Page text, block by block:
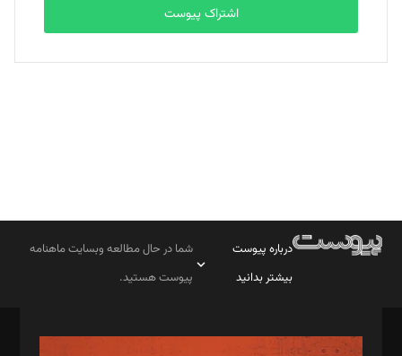
بابک نقاش
تحریریه
اشتراک پیوست
درباره پیوست
بیشتر بدانید
شما در حال مطالعه وبسایت ماهنامه
پیوست هستید.
مدیر مسئول: محمدباقر اثنی‌عشری